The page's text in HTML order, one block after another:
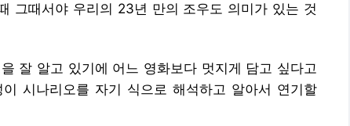
그때서야 우리의 23년 만의 조우도 의미가 있는 것
잘 알고 있기에 어느 영화보다 멋지게 담고 싶다고
시나리오를 자기 식으로 해석하고 알아서 연기할